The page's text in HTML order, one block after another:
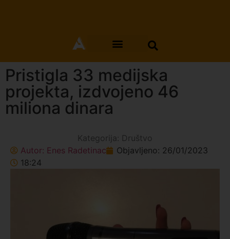
Pristigla 33 medijska
projekta, izdvojeno 46
miliona dinara
Kategorija: Društvo
Autor: Enes Radetinac Objavljeno: 26/01/2023
18:24